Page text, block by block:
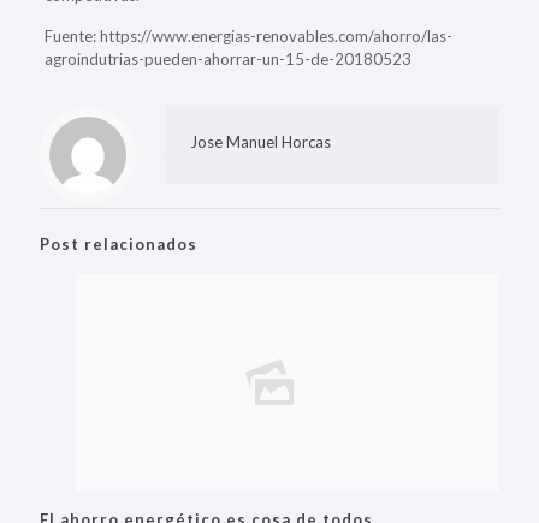
Fuente: https://www.energias-renovables.com/ahorro/las-
agroindutrias-pueden-ahorrar-un-15-de-20180523
Jose Manuel Horcas
Post relacionados
El ahorro energético es cosa de todos